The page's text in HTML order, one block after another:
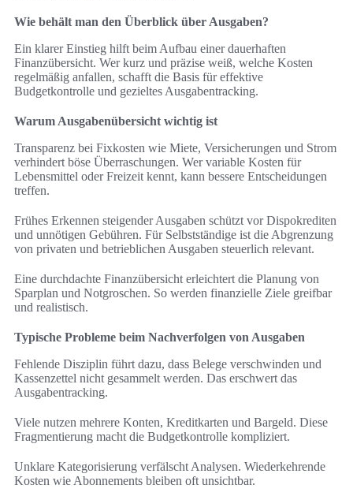
Wie behält man den Überblick über Ausgaben?
Ein klarer Einstieg hilft beim Aufbau einer dauerhaften
Finanzübersicht. Wer kurz und präzise weiß, welche Kosten
regelmäßig anfallen, schafft die Basis für effektive
Budgetkontrolle und gezieltes Ausgabentracking.
Warum Ausgabenübersicht wichtig ist
Transparenz bei Fixkosten wie Miete, Versicherungen und Strom
verhindert böse Überraschungen. Wer variable Kosten für
Lebensmittel oder Freizeit kennt, kann bessere Entscheidungen
treffen.
Frühes Erkennen steigender Ausgaben schützt vor Dispokrediten
und unnötigen Gebühren. Für Selbstständige ist die Abgrenzung
von privaten und betrieblichen Ausgaben steuerlich relevant.
Eine durchdachte Finanzübersicht erleichtert die Planung von
Sparplan und Notgroschen. So werden finanzielle Ziele greifbar
und realistisch.
Typische Probleme beim Nachverfolgen von Ausgaben
Fehlende Disziplin führt dazu, dass Belege verschwinden und
Kassenzettel nicht gesammelt werden. Das erschwert das
Ausgabentracking.
Viele nutzen mehrere Konten, Kreditkarten und Bargeld. Diese
Fragmentierung macht die Budgetkontrolle kompliziert.
Unklare Kategorisierung verfälscht Analysen. Wiederkehrende
Kosten wie Abonnements bleiben oft unsichtbar.